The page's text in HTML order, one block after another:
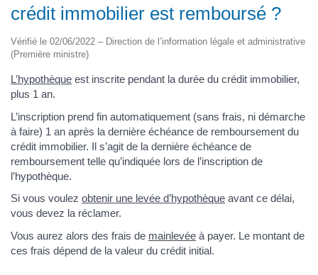
crédit immobilier est remboursé ?
Vérifié le 02/06/2022 – Direction de l’information légale et administrative
(Première ministre)
L’hypothèque est inscrite pendant la durée du crédit immobilier,
plus 1 an.
L’inscription prend fin automatiquement (sans frais, ni démarche
à faire) 1 an après la dernière échéance de remboursement du
crédit immobilier. Il s’agit de la dernière échéance de
remboursement telle qu’indiquée lors de l’inscription de
l’hypothèque.
Si vous voulez obtenir une levée d’hypothèque avant ce délai,
vous devez la réclamer.
Vous aurez alors des frais de mainlevée à payer. Le montant de
ces frais dépend de la valeur du crédit initial.